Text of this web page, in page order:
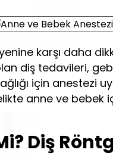
karşı daha
diş tedavileri,
için anestezi
anne ve bebek
Diş